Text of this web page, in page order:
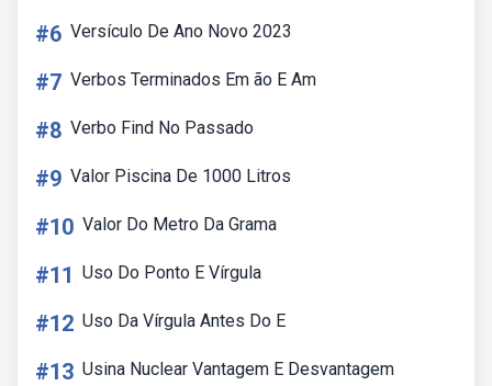
#6 Versículo De Ano Novo 2023
#7 Verbos Terminados Em ão E Am
#8 Verbo Find No Passado
#9 Valor Piscina De 1000 Litros
#10 Valor Do Metro Da Grama
#11 Uso Do Ponto E Vírgula
#12 Uso Da Vírgula Antes Do E
#13 Usina Nuclear Vantagem E Desvantagem